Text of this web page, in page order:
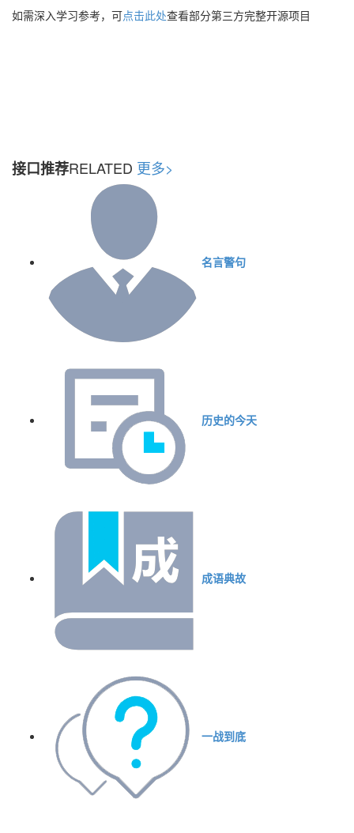
如需深入学习参考，可点击此处查看部分第三方完整开源项目
接口推荐RELATED 更多>
名言警句
历史的今天
成语典故
一战到底